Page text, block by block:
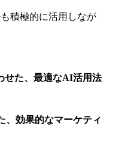
積極的に活用しなが
せた、最適なAI活用法
、効果的なマーケティ